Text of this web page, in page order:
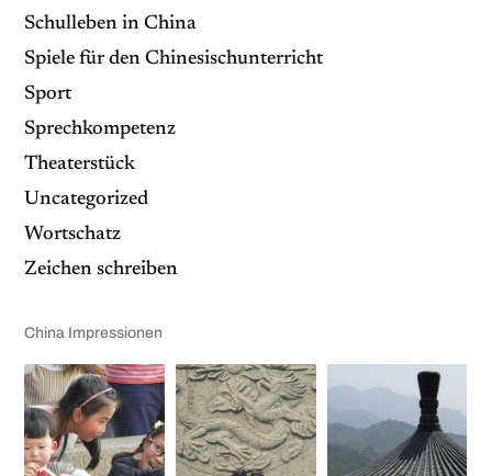
Schulleben in China
Spiele für den Chinesischunterricht
Sport
Sprechkompetenz
Theaterstück
Uncategorized
Wortschatz
Zeichen schreiben
China Impressionen